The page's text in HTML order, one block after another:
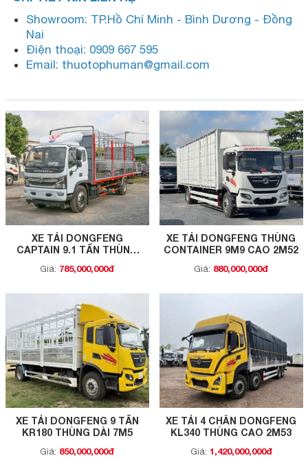
Showroom: TP.Hồ Chí Minh - Bình Dương - Đồng
Nai
Điện thoại: 0909 667 595
Email: thuotophuman@gmail.com
XE TẢI DONGFENG
CAPTAIN 9.1 TẤN THÙNG
Giá: 785,000,000đ
XE TẢI DONGFENG THÙNG
CONTAINER 9M9 CAO 2M52
Giá: 880,000,000đ
XE TẢI DONGFENG 9 TẤN
KR180 THÙNG DÀI 7M5
Giá: 850,000,000đ
XE TẢI 4 CHÂN DONGFENG
KL340 THÙNG CAO 2M53
Giá: 1,420,000,000đ